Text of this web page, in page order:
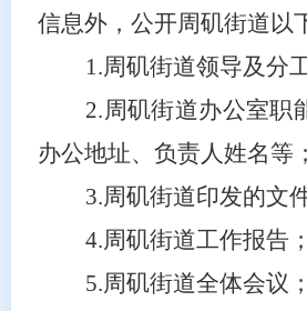
信息外，公开周矶街道以
1.周矶街道领导及分
2.周矶街道办公室职
办公地址、负责人姓名等；
3.周矶街道印发的文
4.周矶街道工作报告；
5.周矶街道全体会议；